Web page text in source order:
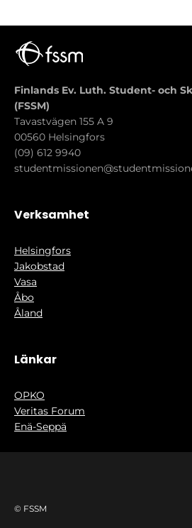
Finlands Ev. Luth. Student- och
(FSSM)
Tavastvägen 155 A 9
00560 Helsingfors
(09) 612 9940
Verksamhet
Helsingfors
Jakobstad
Vasa
Åbo
Åland
Länkar
OPKO
Veritas Forum
Enä-Seppä
© FSSM